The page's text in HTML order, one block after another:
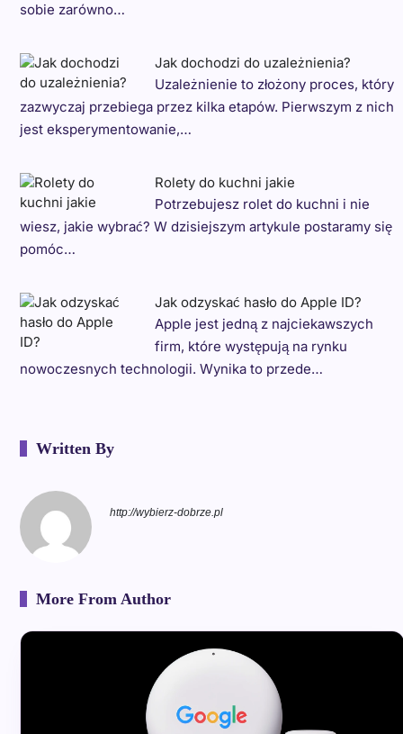
sobie zarówno…
Jak dochodzi do uzależnienia?
Uzależnienie to złożony proces, który
zazwyczaj przebiega przez kilka etapów. Pierwszym z nich
jest eksperymentowanie,…
Rolety do kuchni jakie
Potrzebujesz rolet do kuchni i nie
wiesz, jakie wybrać? W dzisiejszym artykule postaramy się
pomóc…
Jak odzyskać hasło do Apple ID?
Apple jest jedną z najciekawszych
firm, które występują na rynku
nowoczesnych technologii. Wynika to przede…
Written By
http://wybierz-dobrze.pl
More From Author